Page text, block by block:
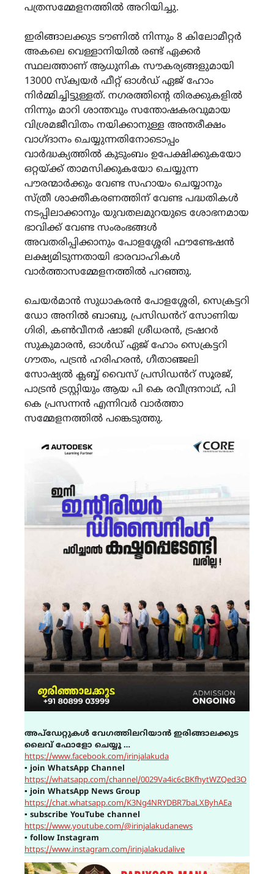
പത്രസമ്മേളനത്തിൽ അറിയിച്ചു.
ഇരിങ്ങാലക്കുട ടൗണിൽ നിന്നും 8 കിലോമീറ്റർ
അകലെ വെള്ളാനിയിൽ രണ്ട് ഏക്കർ
സ്ഥലത്താണ് ആധുനിക സൗകര്യങ്ങളുമായി
13000 സ്ക്വയർ ഫീറ്റ് ഓൾഡ് ഏജ് ഹോം
നിർമ്മിച്ചിട്ടുള്ളത്. നഗരത്തിന്റെ തിരക്കുകളിൽ
നിന്നും മാറി ശാന്തവും സന്തോഷകരവുമായ
വിശ്രമജീവിതം നയിക്കാനുള്ള അന്തരീക്ഷം
വാഗ്ദാനം ചെയ്യുന്നതിനോടൊപ്പം
വാർദ്ധക്യത്തിൽ കുടുംബം ഉപേക്ഷിക്കുകയോ
ഒറ്റയ്ക്ക് താമസിക്കുകയോ ചെയ്യുന്ന
പൗരന്മാർക്കും വേണ്ട സഹായം ചെയ്യാനും
സ്ത്രീ ശാക്തീകരണത്തിന് വേണ്ട പദ്ധതികൾ
നടപ്പിലാക്കാനും യുവതലമുറയുടെ ശോഭനമായ
ഭാവിക്ക് വേണ്ട സംരംഭങ്ങൾ
അവതരിപ്പിക്കാനും പോളശ്ശേരി ഫൗണ്ടേഷൻ
ലക്ഷ്യമിടുന്നതായി ഭാരവാഹികൾ
വാർത്താസമ്മേളനത്തിൽ പറഞ്ഞു.
ചെയർമാൻ സുധാകരൻ പോളശ്ശേരി, സെക്രട്ടറി
ഡോ അനിൽ ബാബു, പ്രസിഡൻറ് സോണിയ
ഗിരി, കൺവീനർ ഷാജി ശ്രീധരൻ, ട്രഷറർ
സുകുമാരൻ, ഓൾഡ് ഏജ് ഹോം സെക്രട്ടറി
ഗൗതം, പട്രൻ ഹരിഹരൻ, ഗീതാഞ്ജലി
സോഷ്യൽ ക്ലബ്ബ് വൈസ് പ്രസിഡൻറ് സൂരജ്,
പാട്രൻ ട്രസ്റ്റിയും ആയ പി കെ രവീന്ദ്രനാഥ്, പി
കെ പ്രസന്നൻ എന്നിവർ വാർത്താ
സമ്മേളനത്തിൽ പങ്കെടുത്തു.
അപ്ഡേറ്റുകൾ വേഗത്തിലറിയാൻ ഇരിങ്ങാലക്കുട
ലൈവ് ഫോളോ ചെയ്യൂ …
https://www.facebook.com/irinjalakuda
▪ join WhatsApp Channel
https://whatsapp.com/channel/0029Va4ic6cBKfhytWZQed3O
▪ join WhatsApp News Group
https://chat.whatsapp.com/K3Ng4NRYDBR7baLXByhAEa
▪ subscribe YouTube channel
https://www.youtube.com/@irinjalakudanews
▪ follow Instagram
https://www.instagram.com/irinjalakudalive